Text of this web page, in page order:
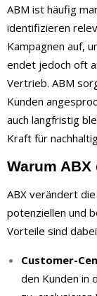
ABM ist häufig
identifizieren
Kampagnen auf,
endet jedoch oft
Vertrieb. ABM
Kunden
auch langfristig
Kraft für
Warum
ABX verändert
potenziellen und
Vorteile sind
Customer-
den Kunden in